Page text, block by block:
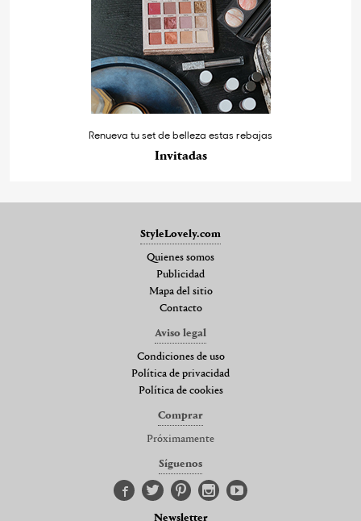
Renueva tu set de belleza estas rebajas
Invitadas
StyleLovely.com
Quienes somos
Publicidad
Mapa del sitio
Contacto
Aviso legal
Condiciones de uso
Política de privacidad
Política de cookies
Comprar
Próximamente
Síguenos
Newsletter